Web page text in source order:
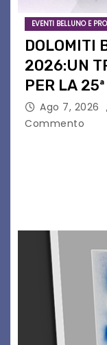
EVENTI BELLUNO E
DOLOMITI
2026:UN
PER LA
Ago 7, 2026
Commento